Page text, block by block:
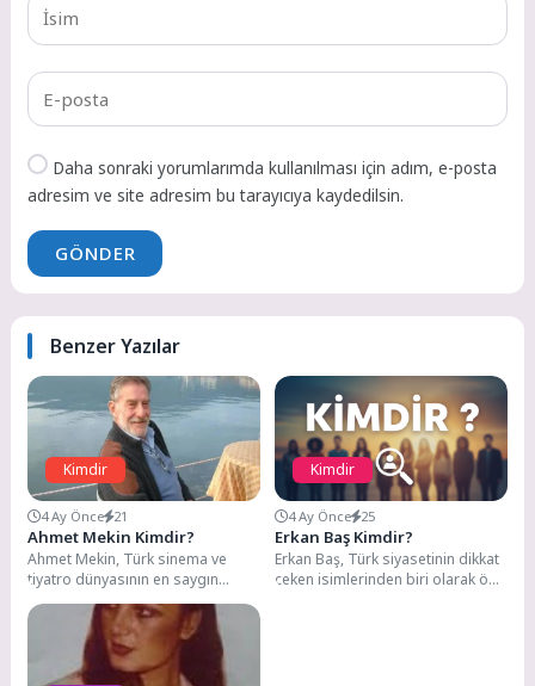
Daha sonraki yorumlarımda kullanılması için adım, e-posta
adresim ve site adresim bu tarayıcıya kaydedilsin.
GÖNDER
Benzer Yazılar
Kimdir
4 Ay Önce 21
Ahmet Mekin Kimdir?
Ahmet Mekin, Türk sinema ve
tiyatro dünyasının en saygın
isimlerinden biridir. 60 yılı aşkın
kariyeri...
Kimdir
4 Ay Önce 25
Erkan Baş Kimdir?
Erkan Baş, Türk siyasetinin dikkat
çeken isimlerinden biri olarak öne